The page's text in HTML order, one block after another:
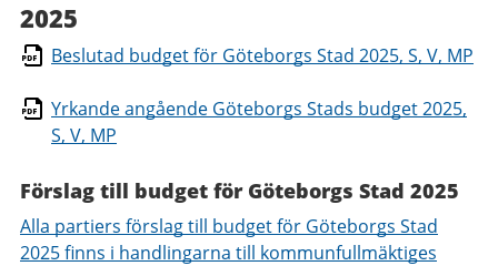
2025
Beslutad budget för Göteborgs Stad 2025, S, V, MP
Yrkande angående Göteborgs Stads budget 2025,
S, V, MP
Förslag till budget för Göteborgs Stad 2025
Alla partiers förslag till budget för Göteborgs Stad
2025 finns i handlingarna till kommunfullmäktiges